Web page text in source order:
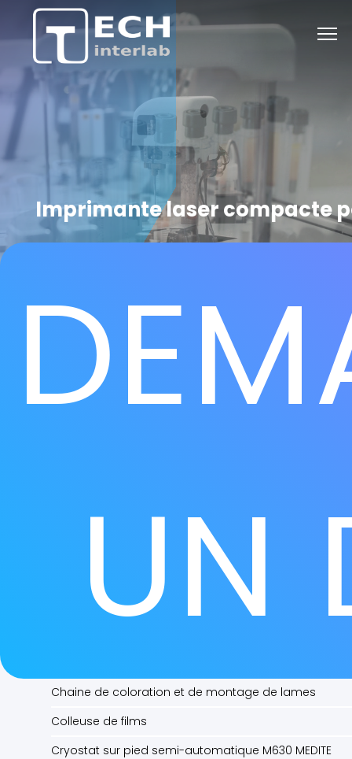
Imprimante laser compacte
UN
Anatomie Pathologie - Histologie :
Automates et Instrumentation de paillasse :
Automate de décalcification rapide à ultrasons use
Chaine de coloration et de montage de lames
Colleuse de films
Cryostat sur pied semi-automatique M630 MEDITE